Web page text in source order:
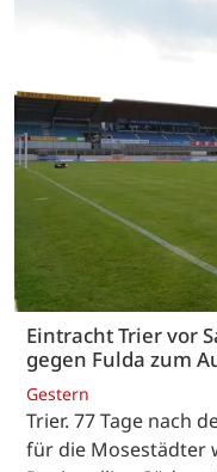
Eintracht Trier vor
gegen Fulda zum
Gestern
Trier. 77 Tage nach
für die Mosestädter